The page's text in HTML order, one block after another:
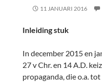
11 JANUARI 2016
Inleiding stuk
In december 2015 en
27 v Chr. en 14 A.D.
propaganda, die o.a.